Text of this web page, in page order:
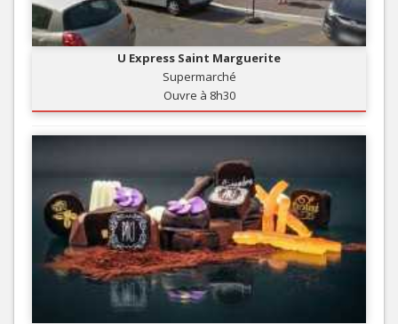
U Express Saint Marguerite
Supermarché
Ouvre à 8h30